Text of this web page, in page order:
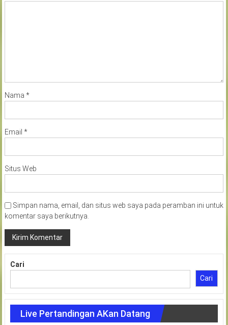
Nama *
Email *
Situs Web
Simpan nama, email, dan situs web saya pada peramban ini untuk
komentar saya berikutnya.
Cari
Cari
Live Pertandingan AKan Datang